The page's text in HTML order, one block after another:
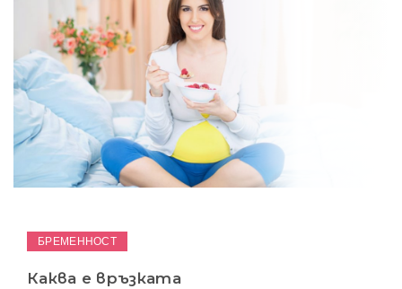
БРЕМЕННОСТ
Каква е връзката